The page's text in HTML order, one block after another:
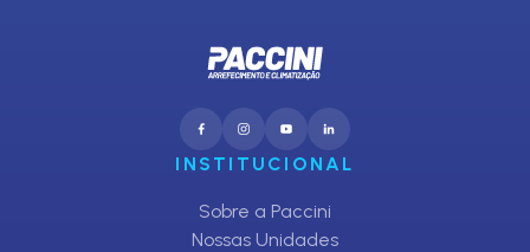
INSTITUCIONAL
Sobre a Paccini
Nossas Unidades